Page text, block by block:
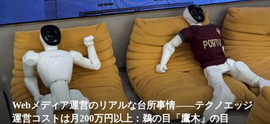
Webメディア運営のリアルな台所事情——テクノエッジ
運営コストは月200万円以上：鵜の目「鷹木」の目